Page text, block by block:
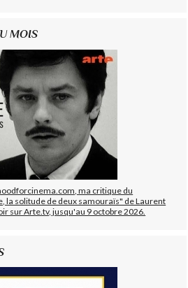
MOIS
ma critique du
la solitude de deux samouraïs" de Laurent
sur Arte.tv, jusqu'au 9 octobre 2026.